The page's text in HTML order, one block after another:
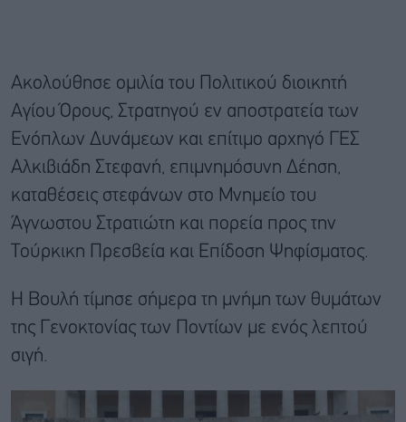
Ακολούθησε ομιλία του Πολιτικού διοικητή
Αγίου Όρους, Στρατηγού εν αποστρατεία των
Ενόπλων Δυνάμεων και επίτιμο αρχηγό ΓΕΣ
Αλκιβιάδη Στεφανή, επιμνημόσυνη Δέηση,
καταθέσεις στεφάνων στο Μνημείο του
Άγνωστου Στρατιώτη και πορεία προς την
Τούρκικη Πρεσβεία και Επίδοση Ψηφίσματος.
Η Βουλή τίμησε σήμερα τη μνήμη των θυμάτων
της Γενοκτονίας των Ποντίων με ενός λεπτού
σιγή.